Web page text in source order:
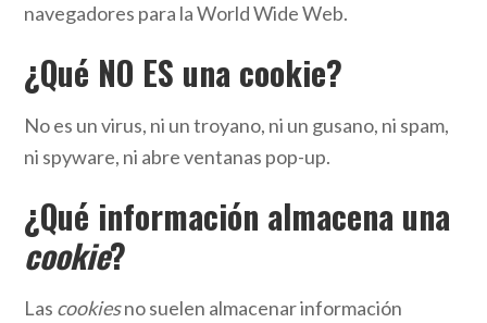
navegadores para la World Wide Web.
¿Qué NO ES una cookie?
No es un virus, ni un troyano, ni un gusano, ni spam,
ni spyware, ni abre ventanas pop-up.
¿Qué información almacena una
cookie?
Las cookiesno suelen almacenar información